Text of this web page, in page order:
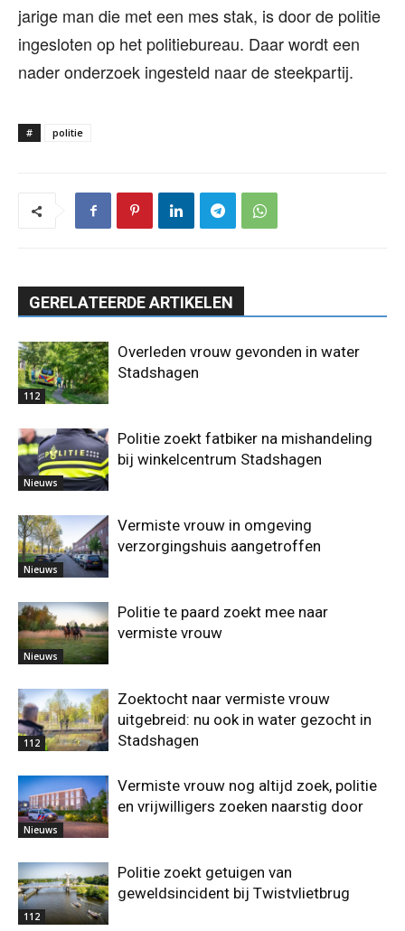
jarige man die met een mes stak, is door de politie
ingesloten op het politiebureau. Daar wordt een
nader onderzoek ingesteld naar de steekpartij.
# politie
GERELATEERDE ARTIKELEN
112
Overleden vrouw gevonden in water
Stadshagen
Nieuws
Politie zoekt fatbiker na mishandeling
bij winkelcentrum Stadshagen
Nieuws
Vermiste vrouw in omgeving
verzorgingshuis aangetroffen
Nieuws
Politie te paard zoekt mee naar
vermiste vrouw
112
Zoektocht naar vermiste vrouw
uitgebreid: nu ook in water gezocht in
Stadshagen
Nieuws
Vermiste vrouw nog altijd zoek, politie
en vrijwilligers zoeken naarstig door
112
Politie zoekt getuigen van
geweldsincident bij Twistvlietbrug